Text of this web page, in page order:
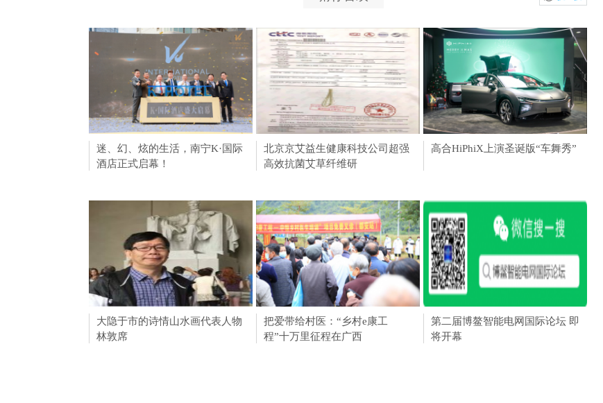
迷、幻、炫的生活，南宁K·国际
酒店正式启幕！
帮帮君设计服务一对一个性定
制，让设计没烦恼
高合汽车发布1000公里电池包升
北京京艾益生健康科技公司超强
高效抗菌艾草纤维研
山东籍运动员李震被中国钓鱼运
高合HiPhiX上演圣诞版“车舞秀”
大隐于市的诗情山水画代表人物
林敦席
即墨古城：“文以载道，礼衣华
夏”主题活动元旦盛
骏图陶瓷|金秋连下三城
把爱带给村医：“乡村e康工
程”十万里征程在广西
WPMMC X MIUS——国际时装
周上的大放异彩
第二届博鳌智能电网国际论坛 即
将开幕